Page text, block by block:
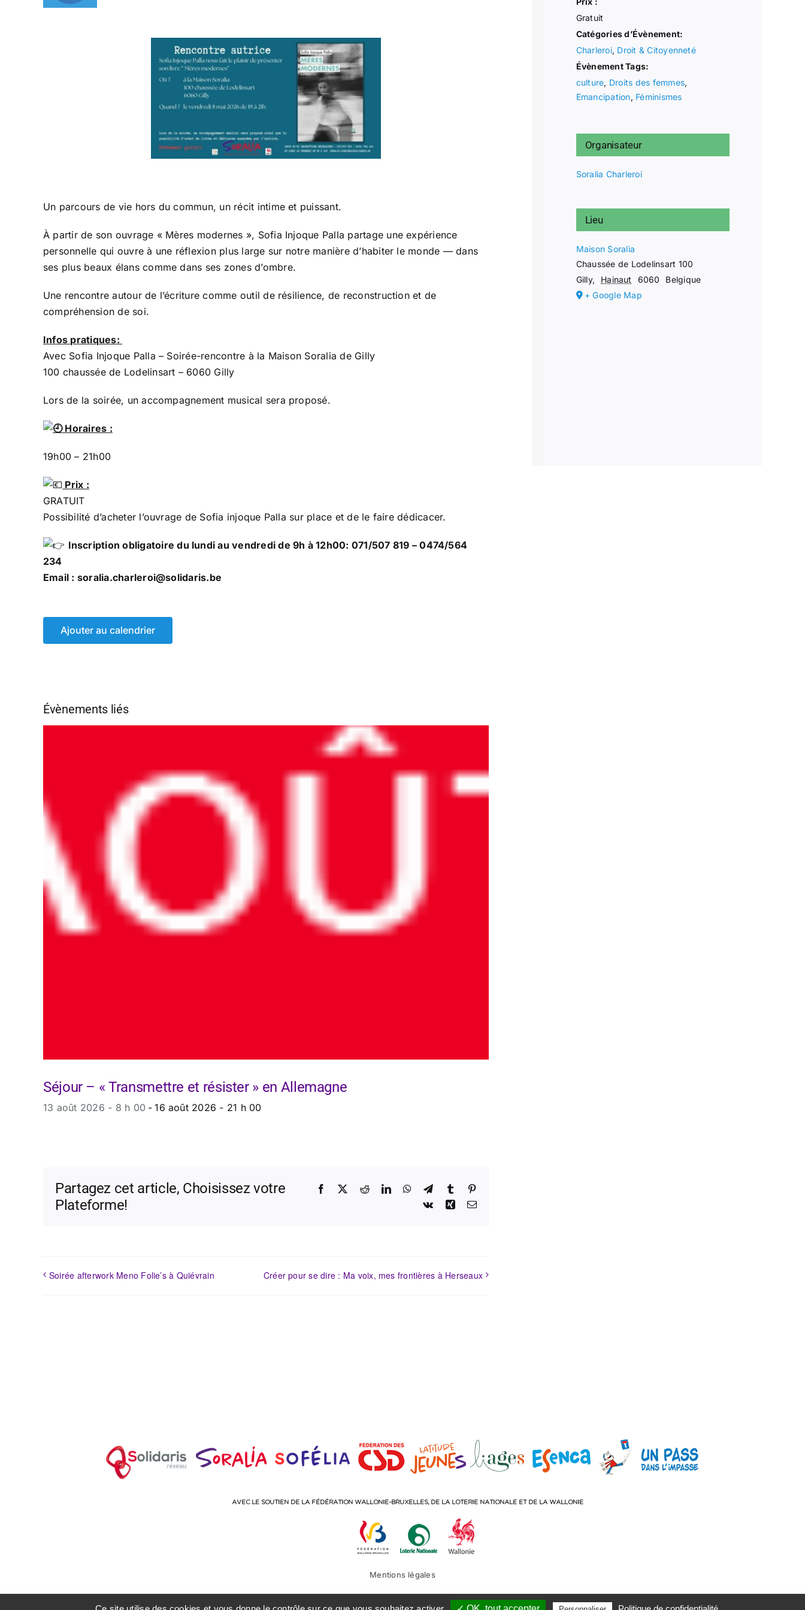
Un parcours de vie hors du commun, un récit intime et puissant.
À partir de son ouvrage « Mères modernes », Sofia Injoque Palla partage une expérience
personnelle qui ouvre à une réflexion plus large sur notre manière d’habiter le monde — dans
ses plus beaux élans comme dans ses zones d’ombre.
Une rencontre autour de l’écriture comme outil de résilience, de reconstruction et de
compréhension de soi.
Infos pratiques:
Avec Sofia Injoque Palla – Soirée-rencontre à la Maison Soralia de Gilly
100 chaussée de Lodelinsart – 6060 Gilly
Lors de la soirée, un accompagnement musical sera proposé.
Horaires :
19h00 – 21h00
Prix :
GRATUIT
Possibilité d’acheter l’ouvrage de Sofia injoque Palla sur place et de le faire dédicacer.
Inscription obligatoire du lundi au vendredi de 9h à 12h00: 071/507 819 – 0474/564
234
Email : soralia.charleroi@solidaris.be
Ajouter au calendrier
Évènements liés
Séjour – « Transmettre et résister » en Allemagne
13 août 2026 - 8 h 00 - 16 août 2026 - 21 h 00
Partagez cet article, Choisissez votre
Plateforme!
Facebook RedditLinkedInWhatsApp
TelegramTumblr
Vk
Xing Email
Soirée afterwork Meno Folie’s à Quiévrain Créer pour se dire : Ma voix, mes frontières à Herseaux
Gratuit
Catégories d’Évènement:
Charleroi, Droit & Citoyenneté
Évènement Tags:
culture, Droits des femmes,
Emancipation, Féminismes
Organisateur
Soralia Charleroi
Lieu
Maison Soralia
Chaussée de Lodelinsart 100
Gilly, Hainaut 6060
Belgique
+ Google Map
Mentions légales
LinkedIn